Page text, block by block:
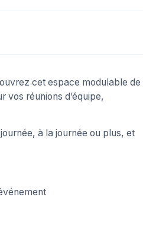
cet espace modulable de
vos réunions d’équipe,
à la journée ou plus, et